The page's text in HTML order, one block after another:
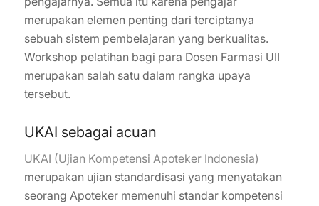
merupakan elemen penting dari terciptanya
sebuah sistem pembelajaran yang berkualitas.
Workshop pelatihan bagi para Dosen Farmasi UII
merupakan salah satu dalam rangka upaya
tersebut.
UKAI sebagai acuan
UKAI (Ujian Kompetensi Apoteker Indonesia)
merupakan ujian standardisasi yang menyatakan
seorang Apoteker memenuhi standar kompetensi